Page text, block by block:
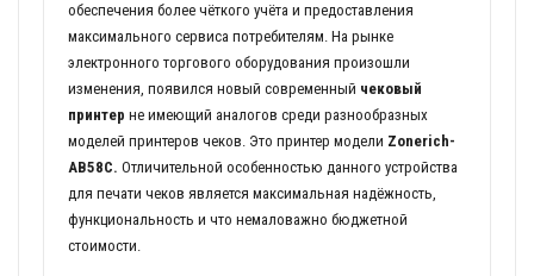
обеспечения более чёткого учёта и предоставления
максимального сервиса потребителям. На рынке
электронного торгового оборудования произошли
изменения, появился новый современный чековый
принтер не имеющий аналогов среди разнообразных
моделей принтеров чеков. Это принтер модели Zonerich-
AB58C. Отличительной особенностью данного устройства
для печати чеков является максимальная надёжность,
функциональность и что немаловажно бюджетной
стоимости.